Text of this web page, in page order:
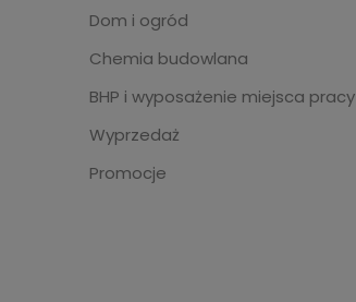
Dom i ogród
Chemia budowlana
BHP i wyposażenie miejsca pracy
Wyprzedaż
Promocje